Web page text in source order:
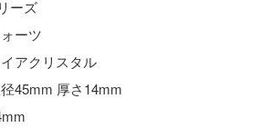
ーズ
ーツ
アクリスタル
45mm 厚さ14mm